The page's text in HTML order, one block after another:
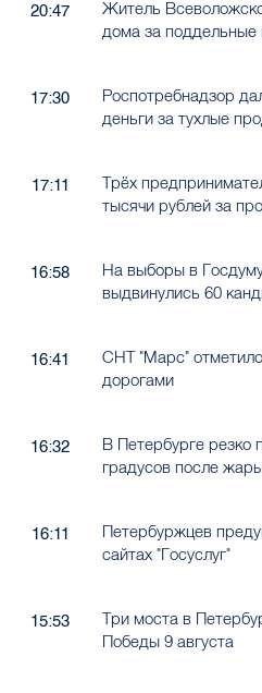
20:47
Житель
дома за поддельные
17:30
Роспотребнадзор
деньги за тухлые
17:11
Трёх
тысячи рублей за
16:58
На выборы в
выдвинулись 60
16:41
СНТ "Марс"
дорогами
16:32
В Петербурге резко
градусов после
16:11
Петербуржцев
сайтах "Госуслуг"
15:53
Три моста в
Победы 9 августа